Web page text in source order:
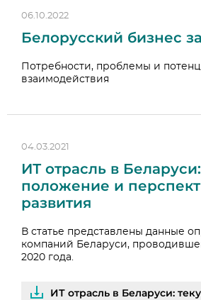
06.10.2022
Белорусский бизнес
Потребности, проблемы и
взаимодействия
04.03.2021
ИТ отрасль в
положение и
развития
В статье представлены данные
компаний Беларуси,
2020 года.
ИТ отрасль в Беларуси: текущее положение и